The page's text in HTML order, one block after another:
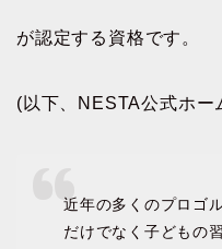
が認定する資格です。
(以下、NESTA公式ホー
近年の多くのプロゴ
だけでなく子どもの